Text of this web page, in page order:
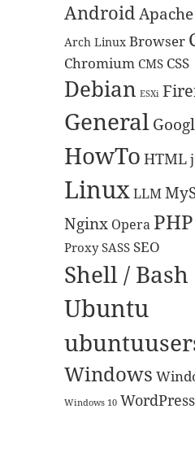
AndroidApache
Arch Linux Browser
Chromium CMS CSS
Debian ESXi
General
HowTo HTML
LinuxLLM
Nginx Opera PHP
Proxy SASS SEO
Shell / Bash
Ubuntu
Windows
Windows 10 WordPress